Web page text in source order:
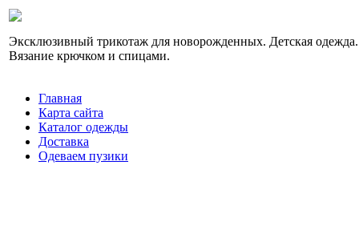
Эксклюзивный трикотаж для новорожденных. Детская одежда.
Вязание крючком и спицами.
Главная
Карта сайта
Каталог одежды
Доставка
Одеваем пузики